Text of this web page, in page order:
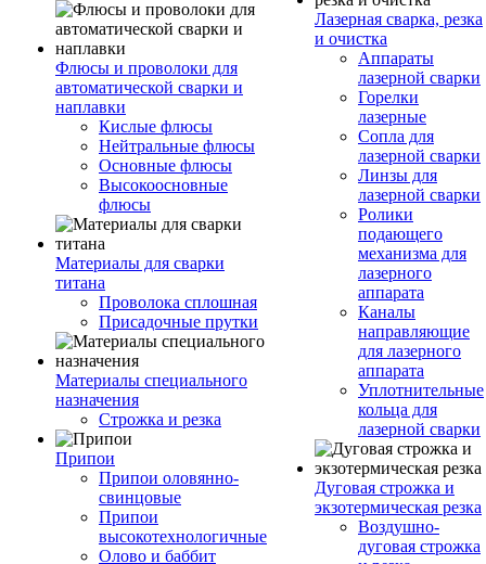
Флюсы и проволоки для
автоматической сварки и
наплавки
Кислые флюсы
Нейтральные флюсы
Основные флюсы
Высокоосновные
флюсы
Материалы для сварки
титана
Проволока сплошная
Присадочные прутки
Материалы специального
назначения
Строжка и резка
Припои
Припои оловянно-
свинцовые
Припои
высокотехнологичные
Олово и баббит
Лазерная сварка, резка
и очистка
Аппараты
лазерной сварки
Горелки
лазерные
Сопла для
лазерной сварки
Линзы для
лазерной сварки
Ролики
подающего
механизма для
лазерного
аппарата
Каналы
направляющие
для лазерного
аппарата
Уплотнительные
кольца для
лазерной сварки
Дуговая строжка и
экзотермическая резка
Воздушно-
дуговая строжка